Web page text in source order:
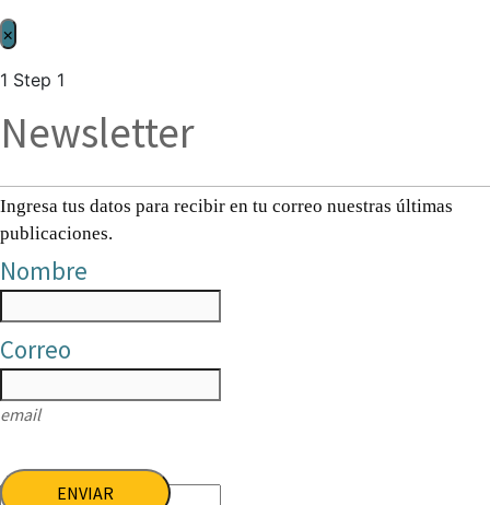
×
1 Step 1
Newsletter
Ingresa tus datos para recibir en tu correo nuestras últimas
publicaciones.
Nombre
Correo
email
ENVIAR